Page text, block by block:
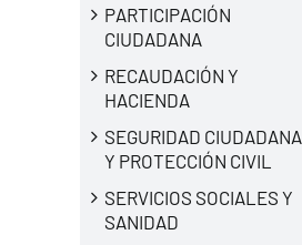
PARTICIPACIÓN
CIUDADANA
RECAUDACIÓN Y
HACIENDA
SEGURIDAD CIUDADANA
Y PROTECCIÓN CIVIL
SERVICIOS SOCIALES Y
SANIDAD